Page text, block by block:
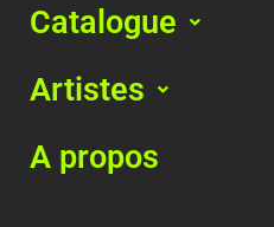
Catalogue
Artistes
A propos